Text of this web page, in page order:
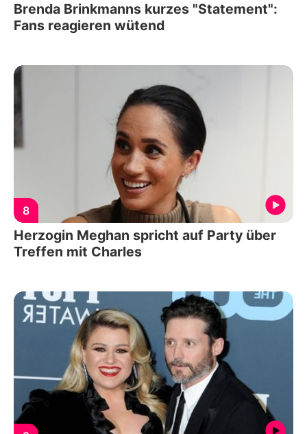
Brenda Brinkmanns kurzes "Statement":
Fans reagieren wütend
8
Herzogin Meghan spricht auf Party über
Treffen mit Charles